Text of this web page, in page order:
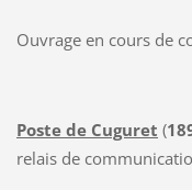
Ouvrage en cours de
Poste de Cuguret (
relais de